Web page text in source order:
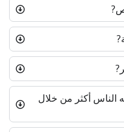
الناس أكثر من خلال